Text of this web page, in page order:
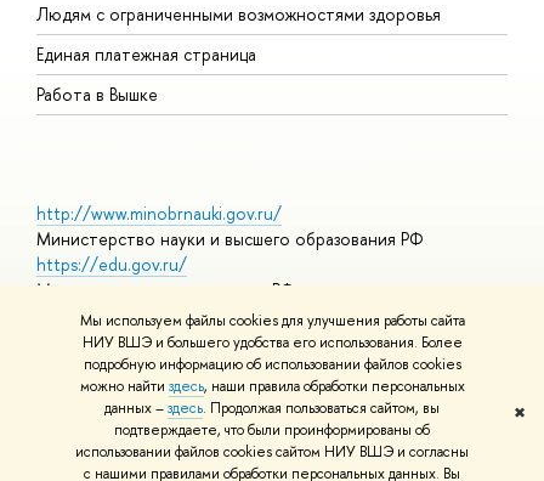
Мы используем файлы cookies для улучшения работы сайта
НИУ ВШЭ и большего удобства его использования. Более
подробную информацию об использовании файлов cookies
можно найти здесь, наши правила обработки персональных
данных –здесь. Продолжая пользоваться сайтом, вы
подтверждаете, что были проинформированы об
использовании файлов cookies сайтом НИУ ВШЭ и согласны
с нашими правилами обработки персональных данных. Вы
✖
Людям с ограниченными возможностями здоровья
Единая платежная страница
Работа в Вышке
http://www.minobrnauki.gov.ru/
Министерство науки и высшего образования РФ
https://edu.gov.ru/
Министерство просвещения РФ
https://elearning.hse.ru/mooc
Массовые открытые онлайн-курсы
© НИУ ВШЭ 1993–2026 Адреса и контактыУсловия
использования материалов Политика конфиденциальности